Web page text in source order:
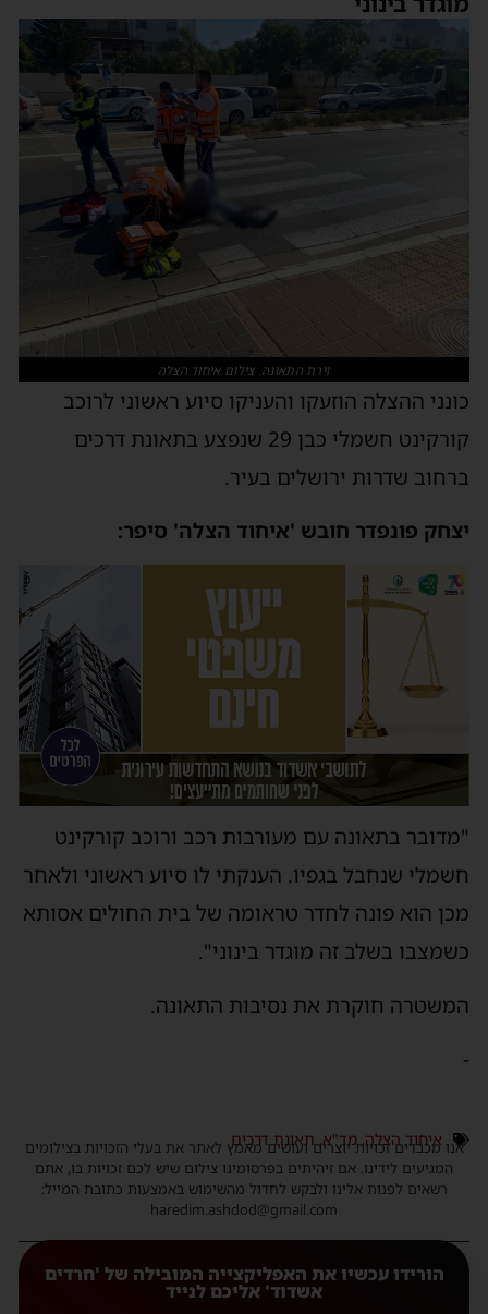
זירת התאונה. צילום איחוד הצלה
כונני ההצלה הוזעקו והעניקו סיוע ראשוני לרוכב
קורקינט חשמלי כבן 29 שנפצע בתאונת דרכים
ברחוב שדרות ירושלים בעיר.
יצחק פונפדר חובש 'איחוד הצלה' סיפר:
"מדובר בתאונה עם מעורבות רכב ורוכב קורקינט
חשמלי שנחבל בגפיו. הענקתי לו סיוע ראשוני ולאחר
מכן הוא פונה לחדר טראומה של בית החולים אסותא
כשמצבו בשלב זה מוגדר בינוני".
המשטרה חוקרת את נסיבות התאונה.
-
איחוד הצלה,מד"א,תאונת דרכים
אנו מכבדים זכויות יוצרים ועושים מאמץ לאתר את בעלי הזכויות בצילומים
המגיעים לידינו. אם זיהיתים בפרסומינו צילום שיש לכם זכויות בו, אתם
רשאים לפנות אלינו ולבקש לחדול מהשימוש באמצעות כתובת המייל:
haredim.ashdod@gmail.com
הורידו עכשיו את האפליקצייה המובילה של 'חרדים
אשדוד' אליכם לנייד